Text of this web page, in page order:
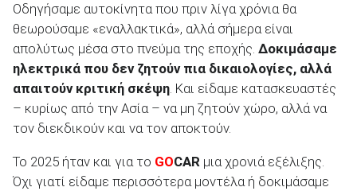
ΑΝΑΖΗΤΗΣΗ
Μεταχειρισμένα
Οδηγήσαμε αυτοκίνητα που πριν λίγα χρόνια θα
θεωρούσαμε «εναλλακτικά», αλλά σήμερα είναι
απολύτως μέσα στο πνεύμα της εποχής. Δοκιμάσαμε
ηλεκτρικά που δεν ζητούν πια δικαιολογίες, αλλά
απαιτούν κριτική σκέψη. Και είδαμε κατασκευαστές
– κυρίως από την Ασία – να μη ζητούν χώρο, αλλά να
τον διεκδικούν και να τον αποκτούν.
Το 2025 ήταν και για το GOCAR μια χρονιά εξέλιξης.
Όχι γιατί είδαμε περισσότερα μοντέλα ή δοκιμάσαμε